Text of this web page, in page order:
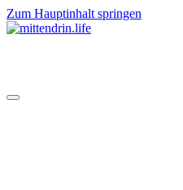
Zum Hauptinhalt springen